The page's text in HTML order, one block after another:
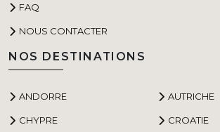
FAQ
NOUS CONTACTER
NOS DESTINATIONS
ANDORRE AUTRICHE
CHYPRE CROATIE